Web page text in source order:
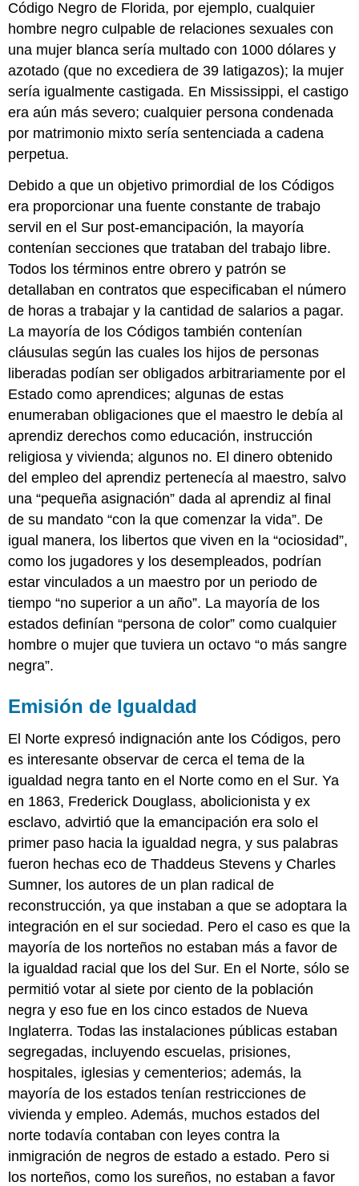
Código Negro de Florida, por ejemplo, cualquier
hombre negro culpable de relaciones sexuales con
una mujer blanca sería multado con 1000 dólares y
azotado (que no excediera de 39 latigazos); la mujer
sería igualmente castigada. En Mississippi, el castigo
era aún más severo; cualquier persona condenada
por matrimonio mixto sería sentenciada a cadena
perpetua.
Debido a que un objetivo primordial de los Códigos
era proporcionar una fuente constante de trabajo
servil en el Sur post-emancipación, la mayoría
contenían secciones que trataban del trabajo libre.
Todos los términos entre obrero y patrón se
detallaban en contratos que especificaban el número
de horas a trabajar y la cantidad de salarios a pagar.
La mayoría de los Códigos también contenían
cláusulas según las cuales los hijos de personas
liberadas podían ser obligados arbitrariamente por el
Estado como aprendices; algunas de estas
enumeraban obligaciones que el maestro le debía al
aprendiz derechos como educación, instrucción
religiosa y vivienda; algunos no. El dinero obtenido
del empleo del aprendiz pertenecía al maestro, salvo
una “pequeña asignación” dada al aprendiz al final
de su mandato “con la que comenzar la vida”. De
igual manera, los libertos que viven en la “ociosidad”,
como los jugadores y los desempleados, podrían
estar vinculados a un maestro por un periodo de
tiempo “no superior a un año”. La mayoría de los
estados definían “persona de color” como cualquier
hombre o mujer que tuviera un octavo “o más sangre
negra”.
Emisión de Igualdad
El Norte expresó indignación ante los Códigos, pero
es interesante observar de cerca el tema de la
igualdad negra tanto en el Norte como en el Sur. Ya
en 1863, Frederick Douglass, abolicionista y ex
esclavo, advirtió que la emancipación era solo el
primer paso hacia la igualdad negra, y sus palabras
fueron hechas eco de Thaddeus Stevens y Charles
Sumner, los autores de un plan radical de
reconstrucción, ya que instaban a que se adoptara la
integración en el sur sociedad. Pero el caso es que la
mayoría de los norteños no estaban más a favor de
la igualdad racial que los del Sur. En el Norte, sólo se
permitió votar al siete por ciento de la población
negra y eso fue en los cinco estados de Nueva
Inglaterra. Todas las instalaciones públicas estaban
segregadas, incluyendo escuelas, prisiones,
hospitales, iglesias y cementerios; además, la
mayoría de los estados tenían restricciones de
vivienda y empleo. Además, muchos estados del
norte todavía contaban con leyes contra la
inmigración de negros de estado a estado. Pero si
los norteños, como los sureños, no estaban a favor